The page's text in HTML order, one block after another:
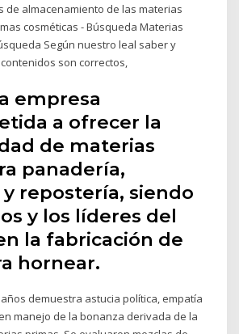
de almacenamiento de las materias
cosméticas - Búsqueda Materias
Según nuestro leal saber y
son correctos,
empresa
a ofrecer la
de materias
panadería,
repostería, siendo
y los líderes del
la fabricación de
hornear.
años demuestra astucia política, empatía
manejo de la bonanza derivada de la